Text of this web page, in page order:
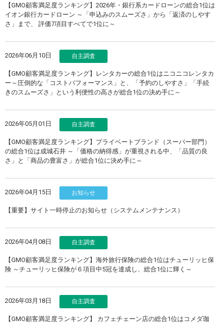
【GMO顧客満足度ランキング】2026年・銀行系カードローンの総合1位は
イオン銀行カードローン ～「申込みのスムーズさ」から「返済のしやす
さ」まで、 評価7項目すべてで1位に～
2026年06月10日 自主調査
【GMO顧客満足度ランキング】レンタカーの総合1位はニコニコレンタカ
ー～圧倒的な「コストパフォーマンス」と、「予約のしやすさ」「手続
きのスムーズさ」という利便性の高さが総合1位の決め手に～
2026年05月01日 自主調査
【GMO顧客満足度ランキング】プライベートブランド（スーパー部門）
の総合1位は成城石井 ～「価格の納得感」が重視される中、「品質の良
さ」と「商品の豊富さ」が総合1位に決め手に～
2026年04月15日 お知らせ
【重要】サイト一時停止のお知らせ（システムメンテナンス）
2026年04月08日 自主調査
【GMO顧客満足度ランキング】海外旅行保険の総合1位はチューリッヒ保
険 ～チューリッヒ保険が６項目中5冠を達成し、総合1位に輝く～
2026年03月18日 自主調査
【GMO顧客満足度ランキング】 カフェチェーン店の総合1位はコメダ珈